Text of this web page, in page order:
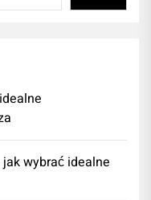
jak wybrać idealne